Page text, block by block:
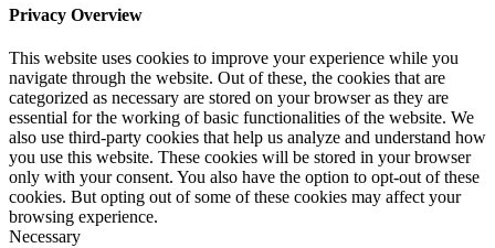
Privacy Overview
This website uses cookies to improve your experience while you
navigate through the website. Out of these, the cookies that are
categorized as necessary are stored on your browser as they are
essential for the working of basic functionalities of the website. We
also use third-party cookies that help us analyze and understand how
you use this website. These cookies will be stored in your browser
only with your consent. You also have the option to opt-out of these
cookies. But opting out of some of these cookies may affect your
browsing experience.
Necessary